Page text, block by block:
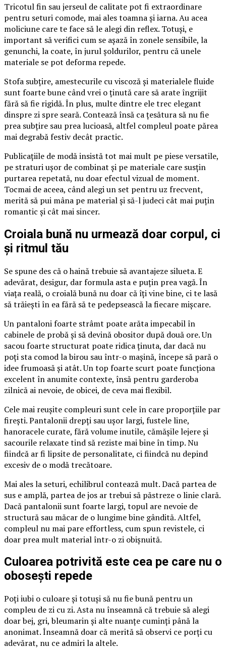
Tricotul fin sau jerseul de calitate pot fi extraordinare
pentru seturi comode, mai ales toamna și iarna. Au acea
moliciune care te face să le alegi din reflex. Totuși, e
important să verifici cum se așază în zonele sensibile, la
genunchi, la coate, în jurul șoldurilor, pentru că unele
materiale se pot deforma repede.
Stofa subțire, amestecurile cu viscoză și materialele fluide
sunt foarte bune când vrei o ținută care să arate îngrijit
fără să fie rigidă. În plus, multe dintre ele trec elegant
dinspre zi spre seară. Contează însă ca țesătura să nu fie
prea subțire sau prea lucioasă, altfel compleul poate părea
mai degrabă festiv decât practic.
Publicațiile de modă insistă tot mai mult pe piese versatile,
pe straturi ușor de combinat și pe materiale care susțin
purtarea repetată, nu doar efectul vizual de moment.
Tocmai de aceea, când alegi un set pentru uz frecvent,
merită să pui mâna pe material și să-l judeci cât mai puțin
romantic și cât mai sincer.
Croiala bună nu urmează doar corpul, ci
și ritmul tău
Se spune des că o haină trebuie să avantajeze silueta. E
adevărat, desigur, dar formula asta e puțin prea vagă. În
viața reală, o croială bună nu doar că îți vine bine, ci te lasă
să trăiești în ea fără să te pedepsească la fiecare mișcare.
Un pantaloni foarte strâmt poate arăta impecabil în
cabinele de probă și să devină obositor după două ore. Un
sacou foarte structurat poate ridica ținuta, dar dacă nu
poți sta comod la birou sau într-o mașină, începe să pară o
idee frumoasă și atât. Un top foarte scurt poate funcționa
excelent în anumite contexte, însă pentru garderoba
zilnică ai nevoie, de obicei, de ceva mai flexibil.
Cele mai reușite compleuri sunt cele în care proporțiile par
firești. Pantalonii drepți sau ușor largi, fustele line,
hanoracele curate, fără volume inutile, cămășile lejere și
sacourile relaxate tind să reziste mai bine în timp. Nu
fiindcă ar fi lipsite de personalitate, ci fiindcă nu depind
excesiv de o modă trecătoare.
Mai ales la seturi, echilibrul contează mult. Dacă partea de
sus e amplă, partea de jos ar trebui să păstreze o linie clară.
Dacă pantalonii sunt foarte largi, topul are nevoie de
structură sau măcar de o lungime bine gândită. Altfel,
compleul nu mai pare effortless, cum spun revistele, ci
doar prea mult material într-o zi obișnuită.
Culoarea potrivită este cea pe care nu o
obosești repede
Poți iubi o culoare și totuși să nu fie bună pentru un
compleu de zi cu zi. Asta nu înseamnă că trebuie să alegi
doar bej, gri, bleumarin și alte nuanțe cuminți până la
anonimat. Înseamnă doar că merită să observi ce porți cu
adevărat, nu ce admiri la altele.